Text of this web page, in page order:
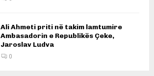
Ali Ahmeti priti në takim lamtumire
Ambasadorin e Republikës Çeke,
Jaroslav Ludva
0